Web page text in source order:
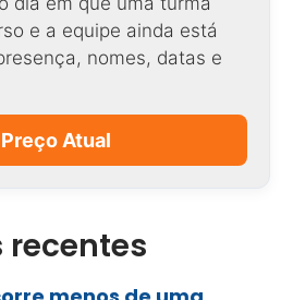
e a equipe ainda está
nomes, datas e
Atual
recentes